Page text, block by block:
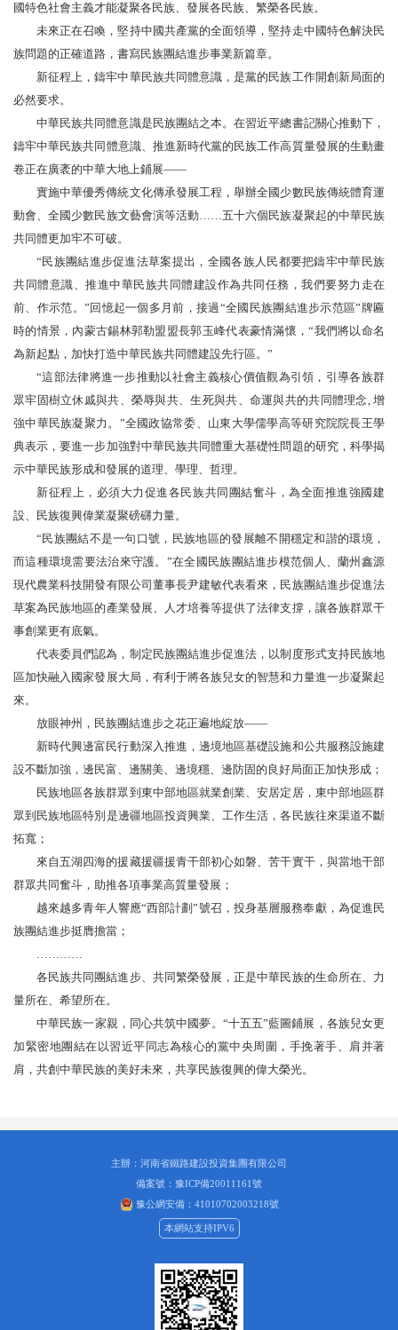
國特色社會主義才能凝聚各民族、發展各民族、繁榮各民族。
未來正在召喚，堅持中國共產黨的全面領導，堅持走中國特色解決民
族問題的正確道路，書寫民族團結進步事業新篇章。
新征程上，鑄牢中華民族共同體意識，是黨的民族工作開創新局面的
必然要求。
中華民族共同體意識是民族團結之本。在習近平總書記關心推動下，
鑄牢中華民族共同體意識、推進新時代黨的民族工作高質量發展的生動畫
卷正在廣袤的中華大地上鋪展——
實施中華優秀傳統文化傳承發展工程，舉辦全國少數民族傳統體育運
動會、全國少數民族文藝會演等活動……五十六個民族凝聚起的中華民族
共同體更加牢不可破。
“民族團結進步促進法草案提出，全國各族人民都要把鑄牢中華民族
共同體意識、推進中華民族共同體建設作為共同任務，我們要努力走在
前、作示范。”回憶起一個多月前，接過“全國民族團結進步示范區”牌匾
時的情景，內蒙古錫林郭勒盟盟長郭玉峰代表豪情滿懷，“我們將以命名
為新起點，加快打造中華民族共同體建設先行區。”
“這部法律將進一步推動以社會主義核心價值觀為引領，引導各族群
眾牢固樹立休戚與共、榮辱與共、生死與共、命運與共的共同體理念, 增
強中華民族凝聚力。”全國政協常委、山東大學儒學高等研究院院長王學
典表示，要進一步加強對中華民族共同體重大基礎性問題的研究，科學揭
示中華民族形成和發展的道理、學理、哲理。
新征程上，必須大力促進各民族共同團結奮斗，為全面推進強國建
設、民族復興偉業凝聚磅礴力量。
“民族團結不是一句口號，民族地區的發展離不開穩定和諧的環境，
而這種環境需要法治來守護。”在全國民族團結進步模范個人、蘭州鑫源
現代農業科技開發有限公司董事長尹建敏代表看來，民族團結進步促進法
草案為民族地區的產業發展、人才培養等提供了法律支撐，讓各族群眾干
事創業更有底氣。
代表委員們認為，制定民族團結進步促進法，以制度形式支持民族地
區加快融入國家發展大局，有利于將各族兒女的智慧和力量進一步凝聚起
來。
放眼神州，民族團結進步之花正遍地綻放——
新時代興邊富民行動深入推進，邊境地區基礎設施和公共服務設施建
設不斷加強，邊民富、邊關美、邊境穩、邊防固的良好局面正加快形成；
民族地區各族群眾到東中部地區就業創業、安居定居，東中部地區群
眾到民族地區特別是邊疆地區投資興業、工作生活，各民族往來渠道不斷
拓寬；
來自五湖四海的援藏援疆援青干部初心如磐、苦干實干，與當地干部
群眾共同奮斗，助推各項事業高質量發展；
越來越多青年人響應“西部計劃”號召，投身基層服務奉獻，為促進民
族團結進步挺膺擔當；
…………
各民族共同團結進步、共同繁榮發展，正是中華民族的生命所在、力
量所在、希望所在。
中華民族一家親，同心共筑中國夢。“十五五”藍圖鋪展，各族兒女更
加緊密地團結在以習近平同志為核心的黨中央周圍，手挽著手、肩并著
肩，共創中華民族的美好未來，共享民族復興的偉大榮光。
主辦：河南省鐵路建設投資集團有限公司
備案號：豫ICP備20011161號
豫公網安備：41010702003218號
本網站支持IPV6